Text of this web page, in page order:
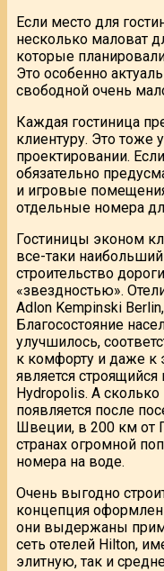
Если место для
несколько маловат
которые
Это особенно
свободной очень
Каждая гостиница
клиентуру. Это тоже
проектировании.
обязательно
и игровые
отдельные номера
Гостиницы эконом
все-таки
строительство
«звездностью».
Adlon Kempinski
Благосостояние
улучшилось,
к комфорту и даже к
является
Hydropolis. А
появляется после
Швеции, в 200 км от
странах огромной
номера на воде.
Очень выгодно
концепция
они выдержаны
сеть отелей Hilton,
элитную, так и